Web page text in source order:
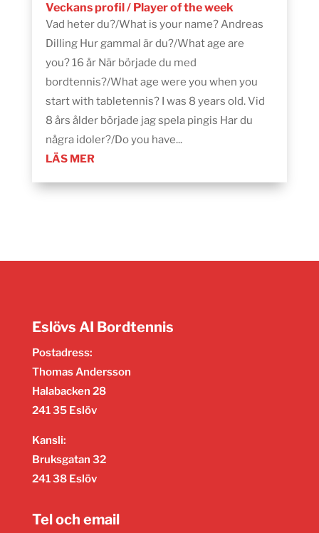
Veckans profil / Player of the week
Vad heter du?/What is your name? Andreas
Dilling Hur gammal är du?/What age are
you? 16 år När började du med
bordtennis?/What age were you when you
start with tabletennis? I was 8 years old. Vid
8 års ålder började jag spela pingis Har du
några idoler?/Do you have...
LÄS MER
Eslövs AI Bordtennis
Postadress:
Thomas Andersson
Halabacken 28
241 35 Eslöv
Kansli:
Bruksgatan 32
241 38 Eslöv
Tel och email